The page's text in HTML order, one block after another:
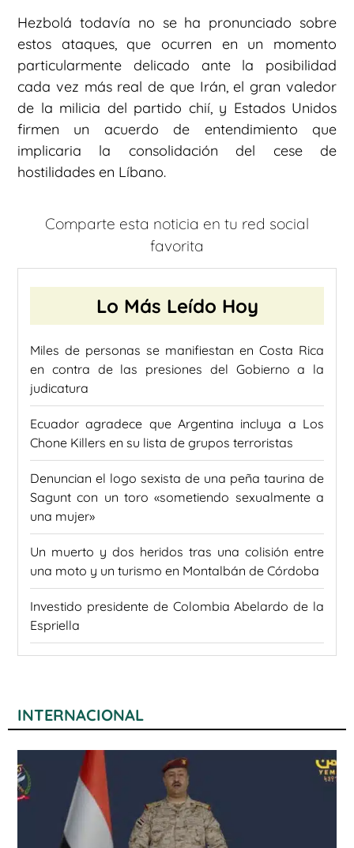
Hezbolá todavía no se ha pronunciado sobre
estos ataques, que ocurren en un momento
particularmente delicado ante la posibilidad
cada vez más real de que Irán, el gran valedor
de la milicia del partido chií, y Estados Unidos
firmen un acuerdo de entendimiento que
implicaria la consolidación del cese de
hostilidades en Líbano.
Comparte esta noticia en tu red social
favorita
Lo Más Leído Hoy
Miles de personas se manifiestan en Costa Rica
en contra de las presiones del Gobierno a la
judicatura
Ecuador agradece que Argentina incluya a Los
Chone Killers en su lista de grupos terroristas
Denuncian el logo sexista de una peña taurina de
Sagunt con un toro «sometiendo sexualmente a
una mujer»
Un muerto y dos heridos tras una colisión entre
una moto y un turismo en Montalbán de Córdoba
Investido presidente de Colombia Abelardo de la
Espriella
INTERNACIONAL